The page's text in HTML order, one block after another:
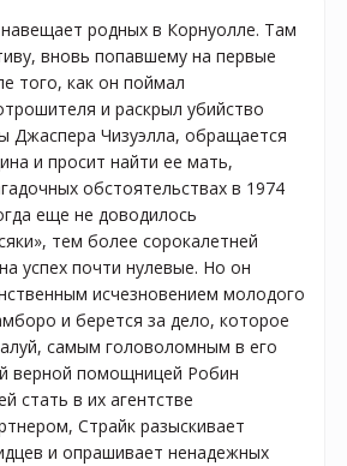
родных в Корнуолле. Там
вновь попавшему на первые
того, как он поймал
и раскрыл убийство
Джаспера Чизуэлла, обращается
и просит найти ее мать,
обстоятельствах в 1974
еще не доводилось
тем более сорокалетней
успех почти нулевые. Но он
исчезновением молодого
и берется за дело, которое
самым головоломным в его
верной помощницей Робин
стать в их агентстве
Страйк разыскивает
и опрашивает ненадежных